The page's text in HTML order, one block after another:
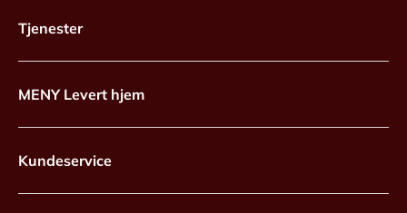
Tjenester
MENY Levert hjem
Kundeservice